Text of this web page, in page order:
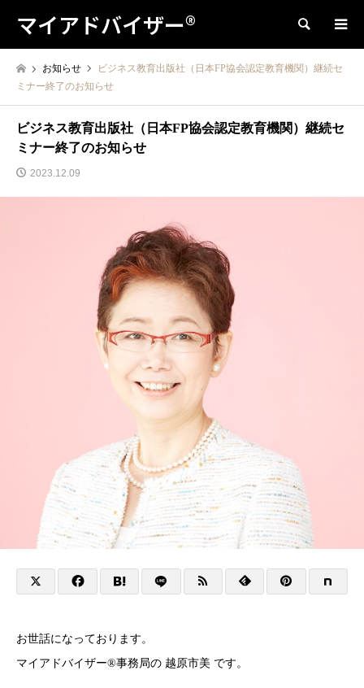
マイアドバイザー® 検索
お知らせ
ビジネス教育出版社（日本FP協会認定教育機関）継続セ
ミナー終了のお知らせ
ビジネス教育出版社（日本FP協会認定教育機関）継続セ
ミナー終了のお知らせ
2023.12.09
お世話になっております。
マイアドバイザー®事務局の 越原市美 です。